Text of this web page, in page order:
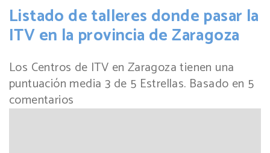
Listado de talleres donde pasar la
ITV en la provincia de Zaragoza
Los Centros de ITV en Zaragoza tienen una
puntuación media 3 de 5 Estrellas. Basado en 5
comentarios